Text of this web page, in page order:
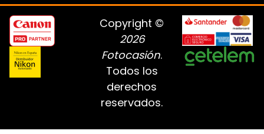
Copyright ©
2026
Fotocasión.
Todos los
derechos
reservados.